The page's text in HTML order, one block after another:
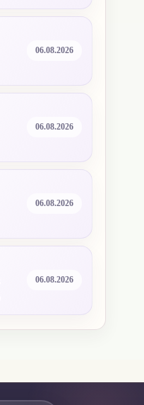
06.08.2026
06.08.2026
06.08.2026
06.08.2026